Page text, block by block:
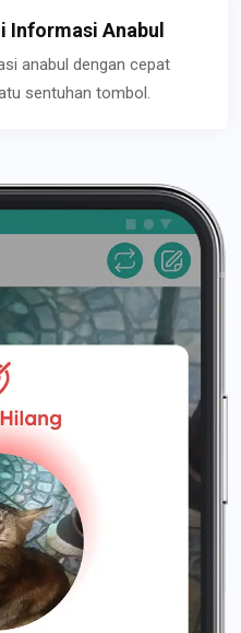
Informasi Anabul
anabul dengan cepat
sentuhan tombol.